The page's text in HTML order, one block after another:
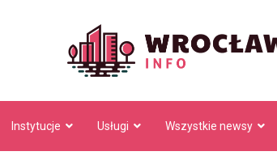
Instytucje Usługi Wszystkie newsy